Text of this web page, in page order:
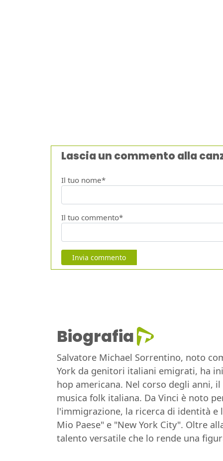
Lascia un commento alla
Il tuo nome*
Il tuo commento*
Invia commento
Biografia
Salvatore Michael Sorrentino, noto
York da genitori italiani emigrati, ha
hop americana. Nel corso degli anni,
musica folk italiana. Da Vinci è noto
l'immigrazione, la ricerca di identità
Mio Paese" e "New York City". Oltre
talento versatile che lo rende una